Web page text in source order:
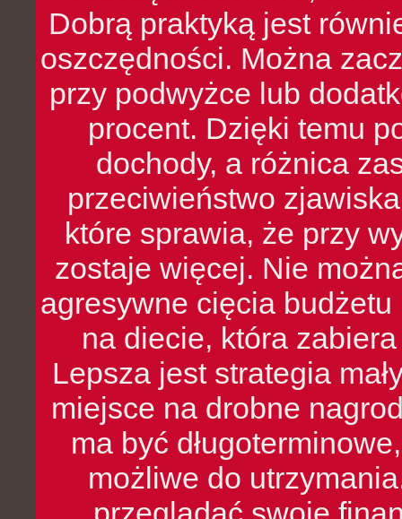
Dobrą praktyką jest
oszczędności. Można
przy podwyżce lub
procent. Dzięki temu
dochody, a różnica
przeciwieństwo
które sprawia, że przy
zostaje więcej. Nie
agresywne cięcia
na diecie, która
Lepsza jest strategia
miejsce na drobne
ma być
możliwe do